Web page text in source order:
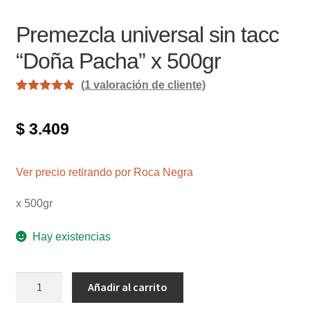
Premezcla universal sin tacc
“Doña Pacha” x 500gr
base a
de un cliente
(1 valoración de cliente)
$3.409
Ver precio retirando por Roca Negra
x 500gr
Hay existencias
Añadir al carrito